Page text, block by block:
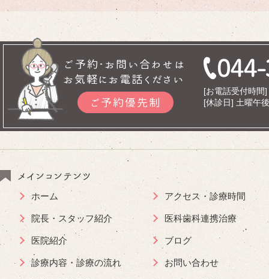
ご予約･お問い合わせは
お気軽にお電話ください
ご予約優先制
[お電話受付時間
[休診日] 土曜午
メインコンテンツ
ホーム
院長・スタッフ紹介
医院紹介
診療内容・診療の流れ
アクセス・診療時間
医科歯科連携治療
ブログ
お問い合わせ